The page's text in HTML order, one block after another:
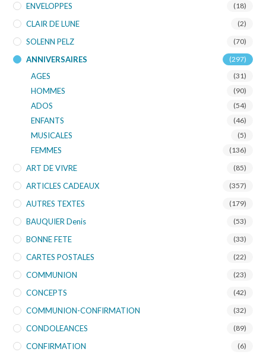
ENVELOPPES (18)
CLAIR DE LUNE (2)
SOLENN PELZ (70)
ANNIVERSAIRES (297)
AGES (31)
HOMMES (90)
ADOS (54)
ENFANTS (46)
MUSICALES (5)
FEMMES (136)
ART DE VIVRE (85)
ARTICLES CADEAUX (357)
AUTRES TEXTES (179)
BAUQUIER Denis (53)
BONNE FETE (33)
CARTES POSTALES (22)
COMMUNION (23)
CONCEPTS (42)
COMMUNION-CONFIRMATION (32)
CONDOLEANCES (89)
CONFIRMATION (6)